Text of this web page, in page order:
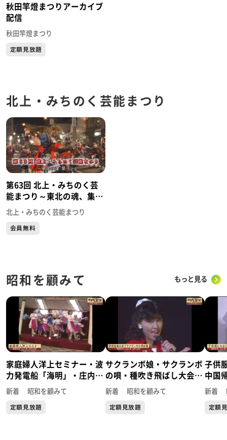
秋田竿燈まつりアーカイブ
配信
秋田竿燈まつり
定額見放題
北上・みちのく芸能まつり
第63回 北上・みちのく芸
能まつり～東北の魂、集う
～
北上・みちのく芸能まつり
会員無料
昭和を顧みて もっと見る
家庭婦人洋上セミナー・波
力発電船「海明」・庄内浜
八乙女洞窟のコウモリ～
百景（昭和を顧みて）」～
新着 昭和を顧みて
定額見放題
サクランボ娘・サクランボ
の唄・種吹き飛ばし大会～
YTS山形テレビ「やまがた
新着 昭和を顧みて
定額見放題
子供
中国
結婚
まが
新着
定額